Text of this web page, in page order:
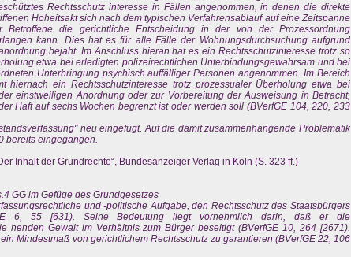
Rechtsschutz interesse in Fällen angenommen, in denen die direkte
Hoheitsakt sich nach dem typischen Verfahrensablauf auf eine Zeitspanne
Betroffene die gerichtliche Entscheidung in der von der Prozessordnung
kann. Dies hat es für alle Fälle der Wohnungsdurchsuchung aufgrund
bejaht. Im Anschluss hieran hat es ein Rechtsschutzinteresse trotz so
etwa bei erledigten polizeirechtlichen Unterbindungsgewahrsam und bei
Unterbringung psychisch auffälliger Personen angenommen. Im Bereich
hiernach ein Rechtsschutzinteresse trotz prozessualer Überholung etwa bei
einstweiligen Anordnung oder zur Vorbereitung der Ausweisung in Betracht,
Haft auf sechs Wochen begrenzt ist oder werden soll (BVerfGE 104, 220, 233
neu eingefügt. Auf die damit zusammenhängende Problematik
bereits eingegangen.
Inhalt der Grundrechte“, Bundesanzeiger Verlag in Köln (S. 323 ff.)
GG im Gefüge des Grundgesetzes
und -politische Aufgabe, den Rechtsschutz des Staatsbürgers
6, 55 [631). Seine Bedeutung liegt vornehmlich darin, daß er die
henden Gewalt im Verhältnis zum Bürger beseitigt (BVerfGE 10, 264 [2671).
Mindestmaß von gerichtlichem Rechtsschutz zu garantieren (BVerfGE 22, 106